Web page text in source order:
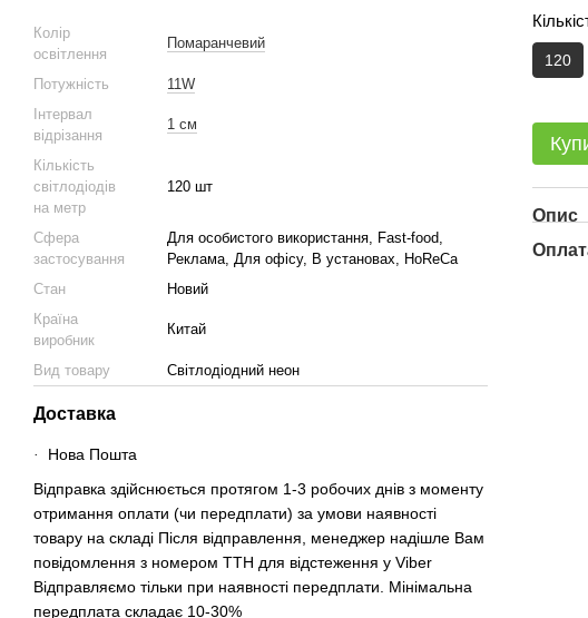
Колір
освітлення
Помаранчевий
Потужність
11W
Інтервал
відрізання
1 см
Кількість
світлодіодів
на метр
120 шт
Сфера
застосування
Для особистого використання, Fast-food,
Реклама, Для офісу, В установах, HoReCa
Стан
Новий
Країна
виробник
Китай
Вид товару Світлодіодний неон
Доставка
·
Нова Пошта
Відправка здійснюється протягом 1-3 робочих днів з моменту
отримання оплати (чи передплати) за умови наявності
товару на складі Після відправлення, менеджер надішле Вам
повідомлення з номером ТТН для відстеження у Viber
Відправляємо тільки при наявності передплати. Мінімальна
передплата складає 10-30%
120
Опис